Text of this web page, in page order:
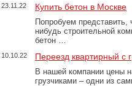
23.11.22 Купить бетон в Москве
Попробуем представить,
нибудь строительной
бетон …
10.10.22 Переезд квартирный с
В нашей компании цены
грузчиками – одни из